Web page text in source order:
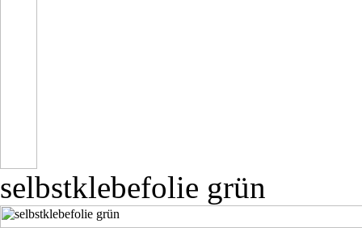
selbstklebefolie grün